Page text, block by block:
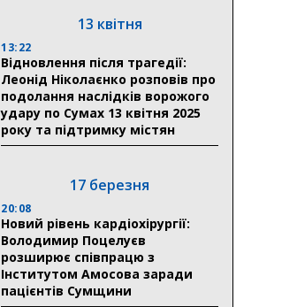
13 квітня
13:22
Відновлення після трагедії:
Леонід Ніколаєнко розповів про
подолання наслідків ворожого
удару по Сумах 13 квітня 2025
року та підтримку містян
17 березня
20:08
Новий рівень кардіохірургії:
Володимир Поцелуєв
розширює співпрацю з
Інститутом Амосова заради
пацієнтів Сумщини